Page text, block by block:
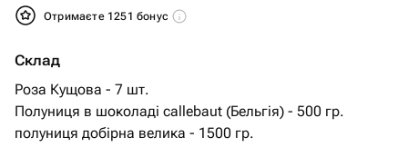
Отримаєте 1251 бонус
Склад
Роза Кущова - 7 шт.
Полуниця в шоколаді callebaut (Бельгія) - 500 гр.
полуниця добірна велика - 1500 гр.